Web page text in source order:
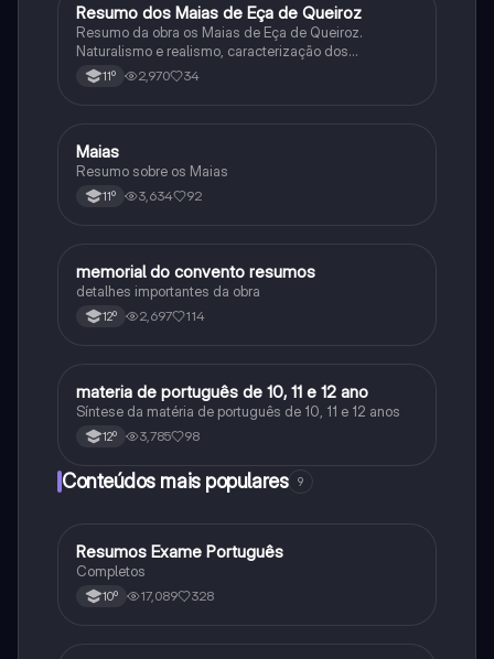
Português
Resumo dos Maias de Eça de Queiroz
Resumo da obra os Maias de Eça de Queiroz.
Naturalismo e realismo, caracterização dos
personagens e contexto histórico.
11º 2,970 34
Português
Maias
Resumo sobre os Maias
11º 3,634 92
Português
memorial do convento resumos
detalhes importantes da obra
12º 2,697 114
Português
materia de português de 10, 11 e 12 ano
Síntese da matéria de português de 10, 11 e 12 anos
12º 3,785 98
Conteúdos mais populares 9
Português
Resumos Exame Português
Completos
10º 17,089 328